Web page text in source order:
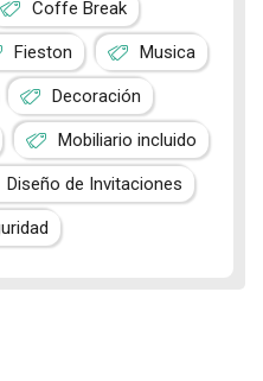
Coffe Break
Fieston Musica
Decoración
Mobiliario incluido
Diseño de Invitaciones